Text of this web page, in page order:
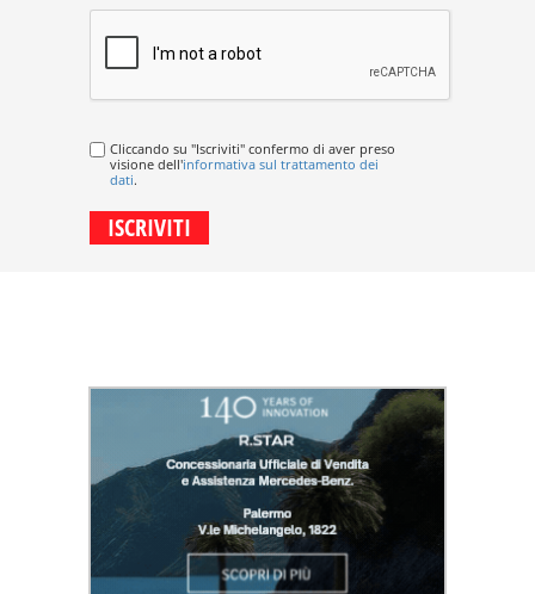
Cliccando su "Iscriviti" confermo di aver preso
visione dell'informativa sul trattamento dei
dati.